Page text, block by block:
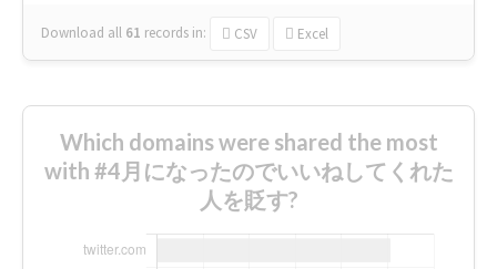
Download all 61 records in: CSV Excel
Which domains were shared the most
with #4月になったのでいいねしてくれた
人を貶す?